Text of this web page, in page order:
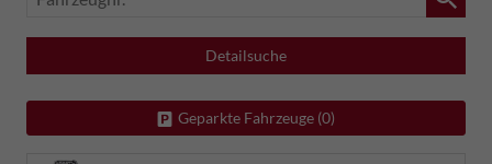
Detailsuche
Geparkte Fahrzeuge (0)